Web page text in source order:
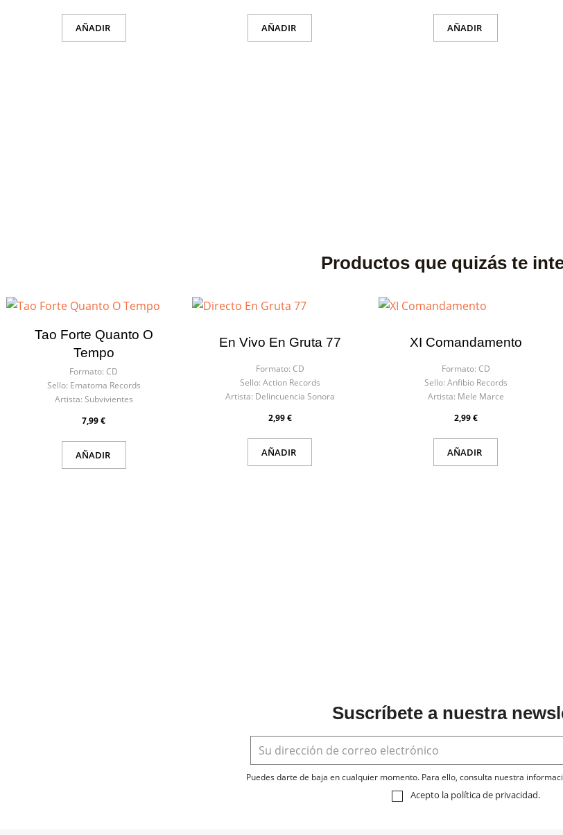
AÑADIR AÑADIR AÑADIR
Productos que quizás te
Tao Forte Quanto O
Tempo
Formato: CD
Sello: Ematoma Records
Artista: Subvivientes
7,99 €
AÑADIR
En Vivo En Gruta 77
Formato: CD
Sello: Action Records
Artista: Delincuencia Sonora
2,99 €
AÑADIR
XI Comandamento
Formato: CD
Sello: Anfibio Records
Artista: Mele Marce
2,99 €
AÑADIR
Suscríbete a nuestra
Puedes darte de baja en cualquier momento. Para ello, consulta nuestra
Acepto la política de privacidad.